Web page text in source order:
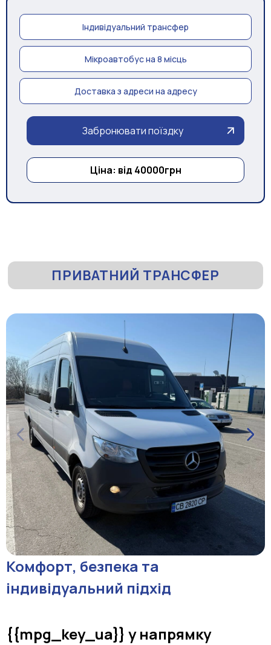
Індивідуальний трансфер
Мікроавтобус на 8 місць
Доставка з адреси на адресу
Забронювати поїздку
Ціна: від 40000грн
ПРИВАТНИЙ ТРАНСФЕР
Комфорт, безпека та
індивідуальний підхід
{{mpg_key_ua}} у напрямку